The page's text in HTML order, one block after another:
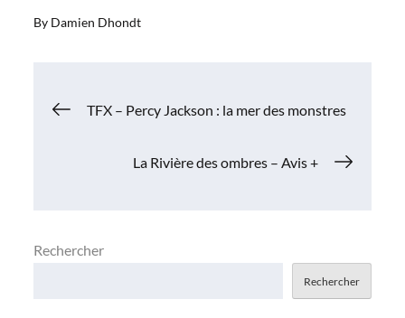
By Damien Dhondt
Navigation
TFX – Percy Jackson : la mer des monstres
La Rivière des ombres – Avis +
Rechercher
Rechercher